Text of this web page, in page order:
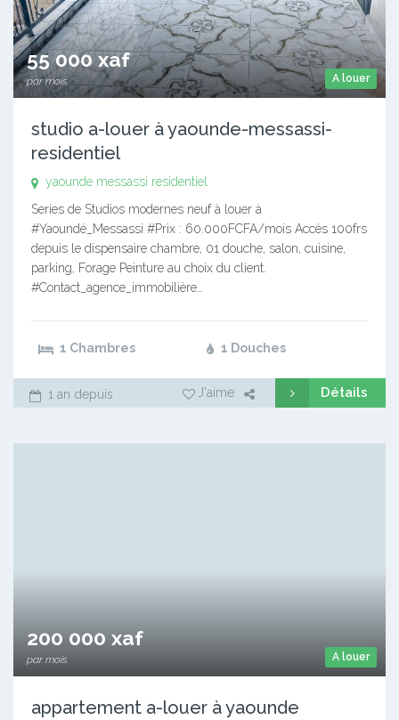
A louer
55 000 xaf
par mois
studio a-louer à yaounde-messassi-
residentiel
yaounde messassi residentiel
Series de Studios modernes neuf à louer à
#Yaoundé_Messassi #Prix : 60.000FCFA/mois Accès 100frs
depuis le dispensaire chambre, 01 douche, salon, cuisine,
parking, Forage Peinture au choix du client.
#Contact_agence_immobilière…
1 Chambres 1 Douches
1 an depuis J'aime Détails
A louer
200 000 xaf
par mois
appartement a-louer à yaounde